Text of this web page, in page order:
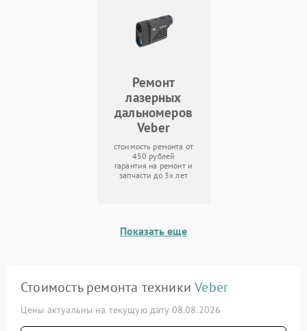
Ремонт
лазерных
дальномеров
Veber
стоимость ремонта от
450 рублей
гарантия на ремонт и
запчасти до 3х лет
Показать еще
Стоимость ремонта техникиVeber
Цены актуальны на текущую дату 08.08.2026